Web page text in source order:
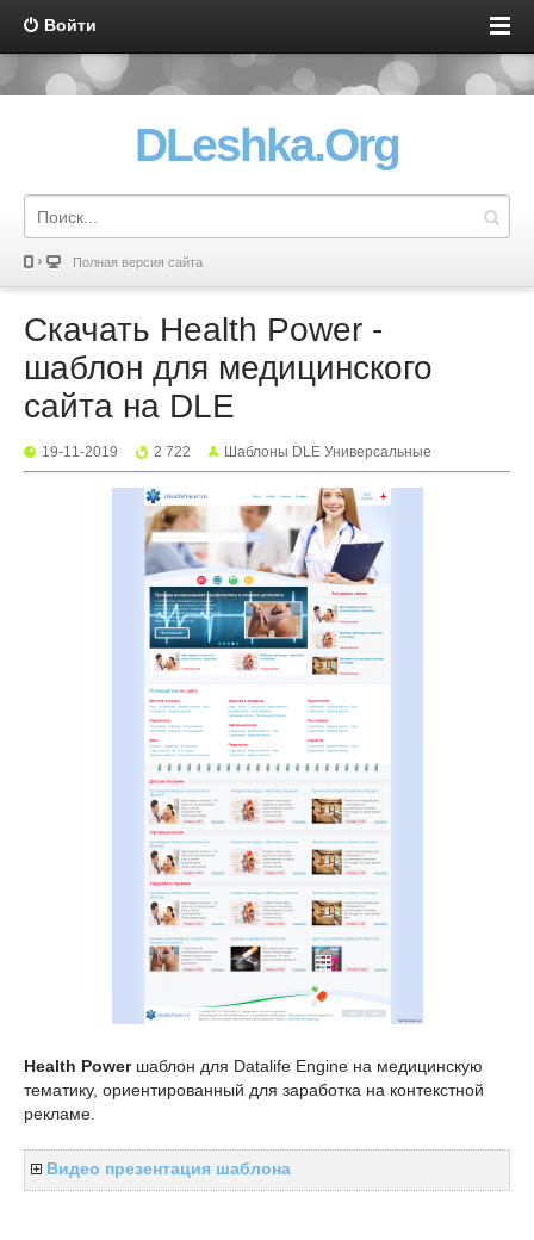
Войти
DLeshka.Org
Полная версия сайта
Скачать Health Power -
шаблон для медицинского
сайта на DLE
19-11-2019 2 722 Шаблоны DLE Универсальные
Health Powerшаблон для Datalife Engine на медицинскую
тематику, ориентированный для заработка на контекстной
рекламе.
Видео презентация шаблона